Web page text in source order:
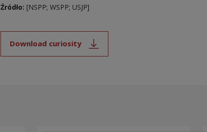
Źródło: [NSPP; WSPP; USJP]
Download curiosity
Note, the link will open in a new window